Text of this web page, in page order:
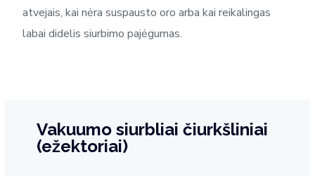
atvejais, kai nėra suspausto oro arba kai reikalingas
labai didelis siurbimo pajėgumas.
Vakuumo siurbliai čiurkšliniai
(ežektoriai)